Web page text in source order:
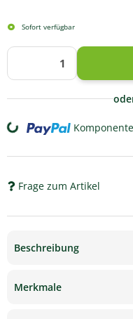
Sofort verfügbar
Loading...
Frage zum Artikel
Beschreibung
Merkmale